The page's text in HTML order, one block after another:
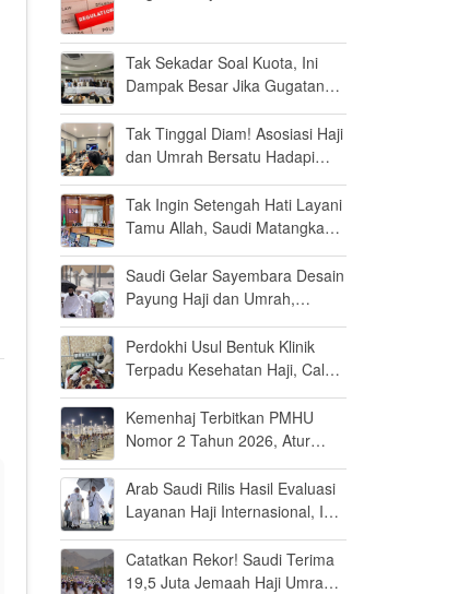
Tak Sekadar Soal Kuota, Ini
Dampak Besar Jika Gugatan
Tak Tinggal Diam! Asosiasi Haji
dan Umrah Bersatu Hadapi
Persen di MK
Tak Ingin Setengah Hati Layani
Tamu Allah, Saudi Matangkan
Saudi Gelar Sayembara Desain
Payung Haji dan Umrah,
Berpartisipasi
Perdokhi Usul Bentuk Klinik
Terpadu Kesehatan Haji, Calon
Fit to Fly
Kemenhaj Terbitkan PMHU
Nomor 2 Tahun 2026, Atur
Umrah
Arab Saudi Rilis Hasil Evaluasi
Layanan Haji Internasional, Ini
Catatkan Rekor! Saudi Terima
19,5 Juta Jemaah Haji Umrah